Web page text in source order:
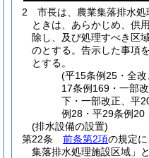
2
市長は、農業集落排水
ときは、あらかじめ、供
除し、及び処理すべき区
のとする。 告示した事項
とする。
(平15条例25・全
17条例169・一部
下・一部改正、平
例28・平29条例20
(排水設備の設置)
第22条
前条第2項の規定
集落排水処理施設区域」